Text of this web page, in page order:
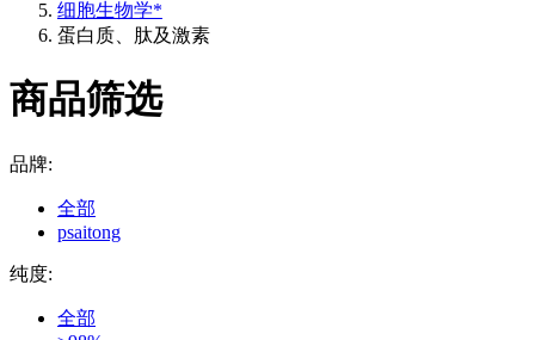
细胞生物学*
蛋白质、肽及激素
商品筛选
品牌:
全部
psaitong
纯度:
全部